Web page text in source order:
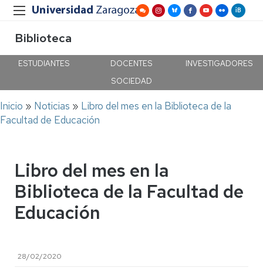
Biblioteca
ESTUDIANTES DOCENTES
INVESTIGADORES
SOCIEDAD
Ruta
de
Inicio Noticias
Libro del mes en la Biblioteca de la
Facultad de Educación
Libro del mes en la
Biblioteca de la Facultad de
Educación
28/02/2020